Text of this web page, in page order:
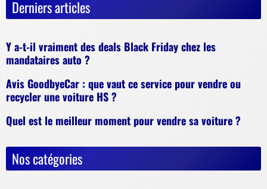
Derniers articles
Y a-t-il vraiment des deals Black Friday chez les
mandataires auto ?
Avis GoodbyeCar : que vaut ce service pour vendre ou
recycler une voiture HS ?
Quel est le meilleur moment pour vendre sa voiture ?
Nos catégories